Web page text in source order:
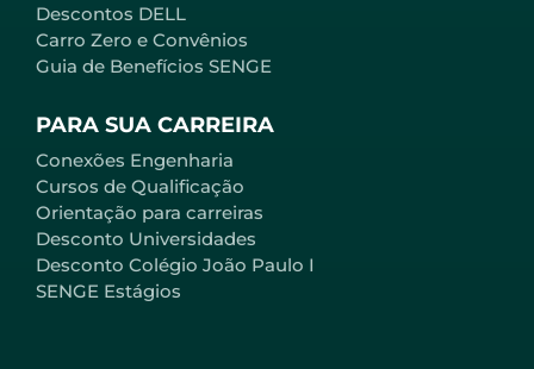
Descontos DELL
Carro Zero e Convênios
Guia de Benefícios SENGE
PARA SUA CARREIRA
Conexões Engenharia
Cursos de Qualificação
Orientação para carreiras
Desconto Universidades
Desconto Colégio João Paulo I
SENGE Estágios